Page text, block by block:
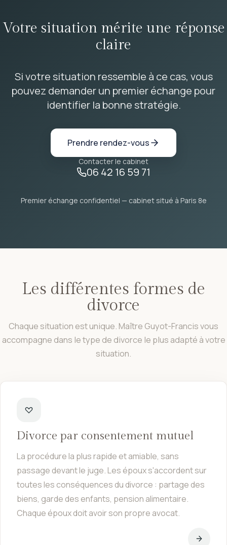
Votre situation mérite une réponse
claire
Si votre situation ressemble à ce cas, vous
pouvez demander un premier échange pour
identifier la bonne stratégie.
Prendre rendez-vous
Contacter le cabinet
06 42 16 59 71
Premier échange confidentiel — cabinet situé à Paris 8e
Les différentes formes de
divorce
Chaque situation est unique. Maître Guyot-Francis vous
accompagne dans le type de divorce le plus adapté à votre
situation.
Divorce par consentement mutuel
La procédure la plus rapide et amiable, sans
passage devant le juge. Les époux s'accordent sur
toutes les conséquences du divorce : partage des
biens, garde des enfants, pension alimentaire.
Chaque époux doit avoir son propre avocat.